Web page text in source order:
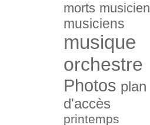
morts musicien
musiciens
musique
orchestre
Photos plan
d'accès
printemps